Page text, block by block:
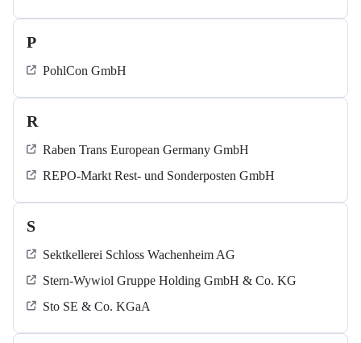
P
PohlCon GmbH
R
Raben Trans European Germany GmbH
REPO-Markt Rest- und Sonderposten GmbH
S
Sektkellerei Schloss Wachenheim AG
Stern-Wywiol Gruppe Holding GmbH & Co. KG
Sto SE & Co. KGaA